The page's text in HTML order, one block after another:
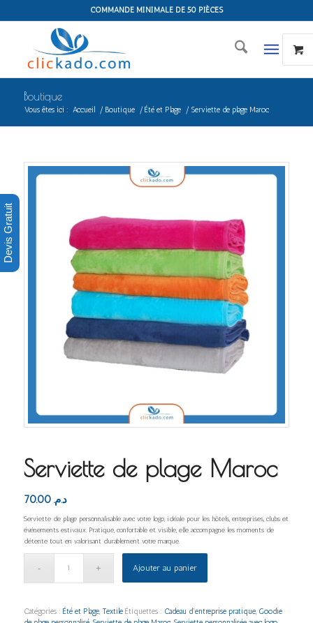
COMMANDE MINIMALE DE 50 PIÈCES
Boutique
Vous êtes ici : Accueil / Boutique / Été et Plage / Serviette de plage Maroc
Serviette de plage Maroc
د.م. 70.00
Serviette de plage personnalisable avec votre logo, idéale pour les hôtels, entreprises, clubs et
événements estivaux. Pratique, confortable et visible, elle accompagne les moments de
détente tout en valorisant durablement votre marque.
Ajouter au panier
Catégories : Été et Plage, Textile Étiquettes : Cadeau d’entreprise pratique, Goodie
Devis Gratuit